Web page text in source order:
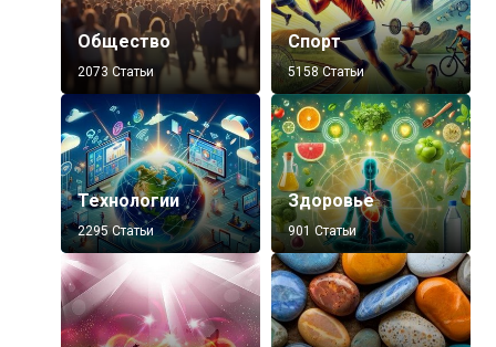
Общество
2073 Статьи
Спорт
5158 Статьи
Технологии
2295 Статьи
Здоровье
901 Статьи